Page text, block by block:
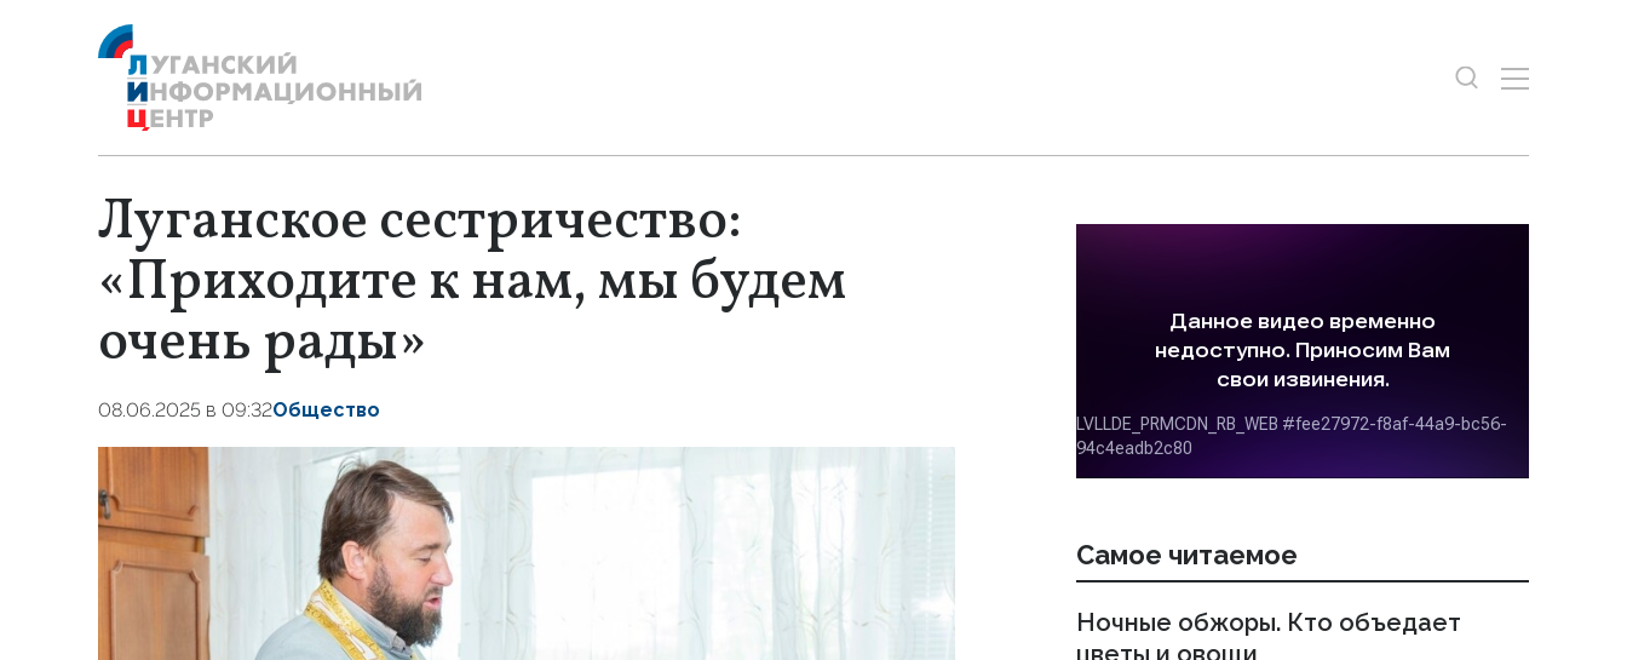
Луганское сестричество:
«Приходите к нам, мы будем
очень рады»
08.06.2025 в 09:32Общество
Самое читаемое
Ночные обжоры. Кто объедает